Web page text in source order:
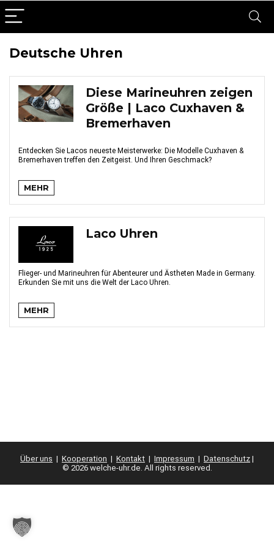
Deutsche Uhren
Diese Marineuhren zeigen
Größe | Laco Cuxhaven &
Bremerhaven
Entdecken Sie Lacos neueste Meisterwerke: Die Modelle Cuxhaven &
Bremerhaven treffen den Zeitgeist. Und Ihren Geschmack?
MEHR
Laco Uhren
Flieger- und Marineuhren für Abenteurer und Ästheten Made in Germany.
Erkunden Sie mit uns die Welt der Laco Uhren.
MEHR
Über uns | Kooperation | Kontakt | Impressum | Datenschutz |
© 2026 welche-uhr.de. All rights reserved.